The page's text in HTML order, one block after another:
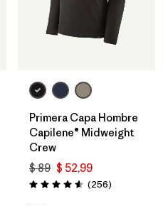
Primera Capa Hombre
Capilene® Midweight
Crew
$ 89 $ 52,99
Valoración: 4.6 / 5
(256Comentarios
)